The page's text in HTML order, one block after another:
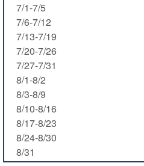
7/1-7/5
7/6-7/12
7/13-7/19
7/20-7/26
7/27-7/31
8/1-8/2
8/3-8/9
8/10-8/16
8/17-8/23
8/24-8/30
8/31